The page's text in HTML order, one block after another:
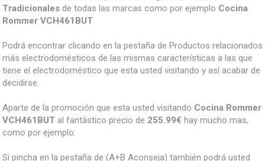
Tradicionales de todas las marcas como por ejemplo Cocina
Rommer VCH461BUT
Podrá encontrar clicando en la pestaña de Productos relacionados
más electrodomésticos de las mismas características a las que
tiene el electrodoméstico que esta usted visitando y así acabar de
decidirse.
Aparte de la promoción que esta usted visitando Cocina Rommer
VCH461BUT al fantástico precio de 255.99€ hay mucho mas,
como por ejemplo:
Si pincha en la pestaña de (A+B Aconseja) también podrá usted